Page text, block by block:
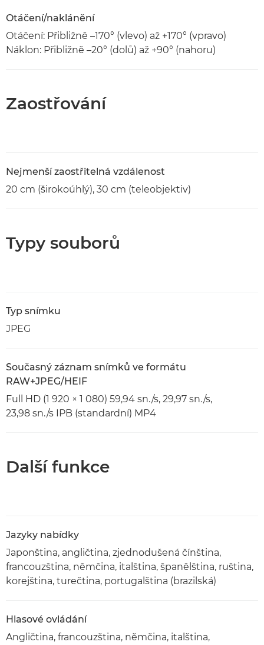
Otáčení/naklánění
Otáčení: Přibližně –170° (vlevo) až +170° (vpravo)
Náklon: Přibližně –20° (dolů) až +90° (nahoru)
Zaostřování
Nejmenší zaostřitelná vzdálenost
20 cm (širokoúhlý), 30 cm (teleobjektiv)
Typy souborů
Typ snímku
JPEG
Současný záznam snímků ve formátu
RAW+JPEG/HEIF
Full HD (1 920 × 1 080) 59,94 sn./s, 29,97 sn./s,
23,98 sn./s IPB (standardní) MP4
Další funkce
Jazyky nabídky
Japonština, angličtina, zjednodušená čínština,
francouzština, němčina, italština, španělština, ruština,
korejština, turečtina, portugalština (brazilská)
Hlasové ovládání
Angličtina, francouzština, němčina, italština,